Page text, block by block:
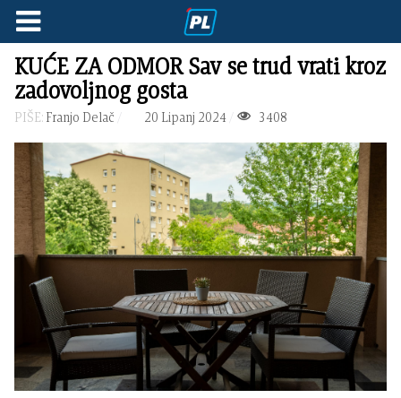
KUĆE ZA ODMOR Sav se trud vrati kroz
zadovoljnog gosta
PIŠE: Franjo Delač 20 Lipanj 2024 3408